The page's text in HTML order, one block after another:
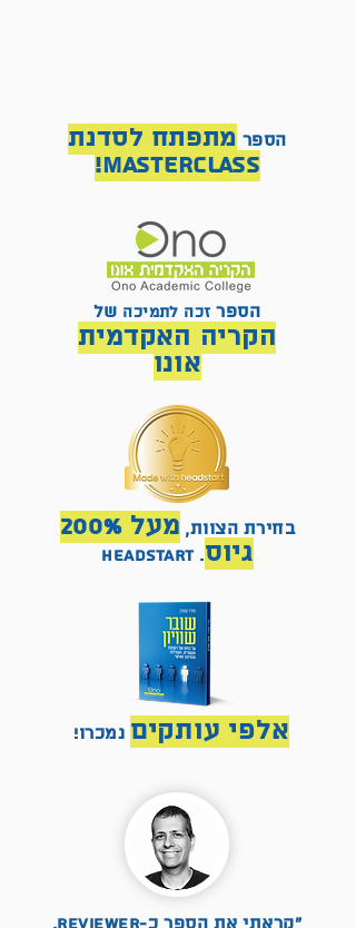
הספר מתפתח לסדנת
MasterClass!
הספר זכה לתמיכה של
הקריה האקדמית
אונו
בחירת הצוות, מעל 200%
גיוס. Headstart
אלפי עותקים נמכרו!